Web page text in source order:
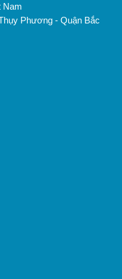
Nam
Phương - Quận Bắc